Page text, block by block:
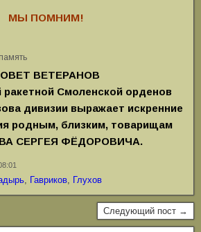
МЫ ПОМНИМ!
ВЕТЕРАНОВ
ракетной Смоленской орденов
дивизии выражает искренние
родным, близким, товарищам
СЕРГЕЯ ФЁДОРОВИЧА.
, Гавриков, Глухов
Следующий пост →